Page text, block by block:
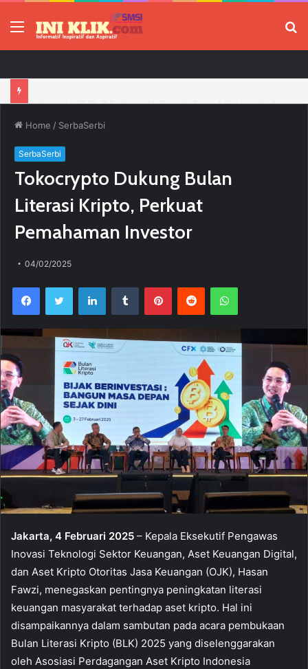
Menu
Home / SerbaSerbi
SerbaSerbi
Tokocrypto Dukung Bulan
Literasi Kripto, Perkuat
Pemahaman Investor
04/02/2025
Jakarta, 4 Februari 2025 – Kepala Eksekutif Pengawas
Inovasi Teknologi Sektor Keuangan, Aset Keuangan Digital,
dan Aset Kripto Otoritas Jasa Keuangan (OJK), Hasan
Fawzi, menegaskan pentingnya peningkatan literasi
keuangan masyarakat terhadap aset kripto. Hal ini
disampaikannya dalam sambutan pada acara pembukaan
Bulan Literasi Kripto (BLK) 2025 yang diselenggarakan
oleh Asosiasi Perdagangan Aset Kripto Indonesia